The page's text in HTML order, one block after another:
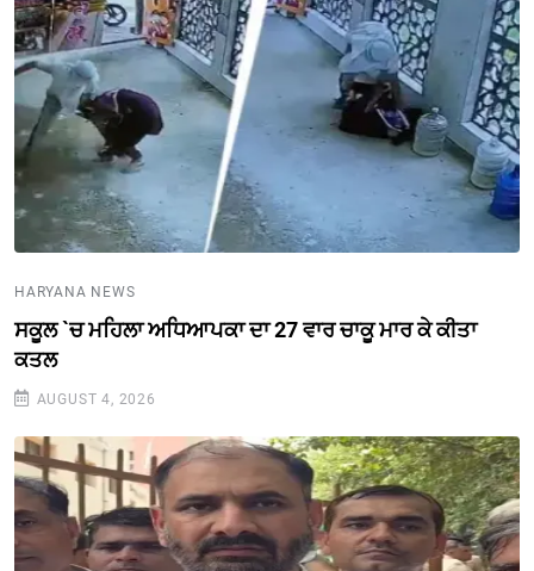
HARYANA NEWS
ਸਕੂਲ `ਚ ਮਹਿਲਾ ਅਧਿਆਪਕਾ ਦਾ 27 ਵਾਰ ਚਾਕੂ ਮਾਰ ਕੇ ਕੀਤਾ
ਕਤਲ
AUGUST 4, 2026